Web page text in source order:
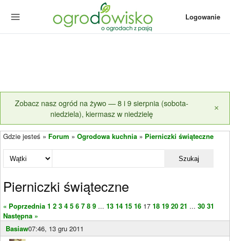
Logowanie
Zobacz nasz ogród na żywo — 8 i 9 sierpnia (sobota-
niedziela), kiermasz w niedzielę
×
Gdzie jesteś » Forum » Ogrodowa kuchnia » Pierniczki świąteczne
Szukaj
Pierniczki świąteczne
« Poprzednia 1 2 3 4 5 6 7 8 9 ... 13 14 15 16 17 18 19 20 21 ... 30 31
Następna »
Basiaw07:46, 13 gru 2011